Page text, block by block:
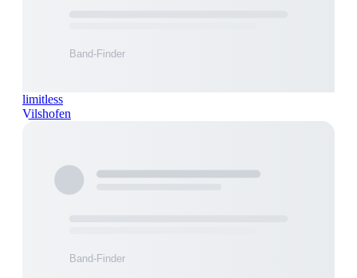
limitless
Vilshofen